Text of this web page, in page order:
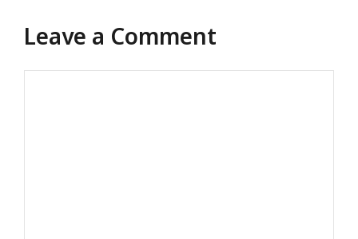
Leave a Comment